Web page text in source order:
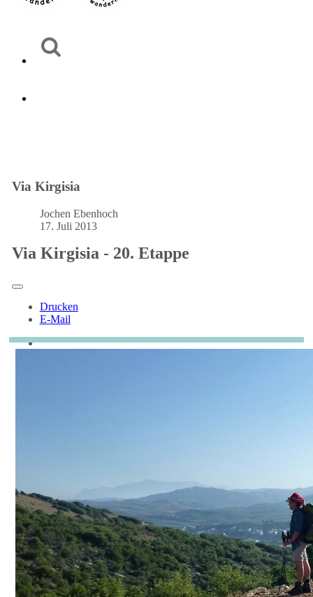
Via Kirgisia
Jochen Ebenhoch
17. Juli 2013
Via Kirgisia - 20. Etappe
Drucken
E-Mail